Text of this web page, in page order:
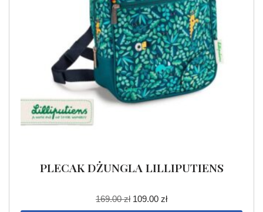
PLECAK DŻUNGLA LILLIPUTIENS
169.00zł 109.00 zł